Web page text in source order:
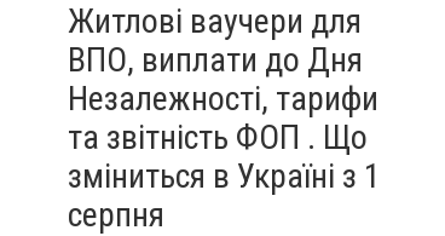
Житлові ваучери для
ВПО, виплати до Дня
Незалежності, тарифи
та звітність ФОП . Що
зміниться в Україні з 1
серпня